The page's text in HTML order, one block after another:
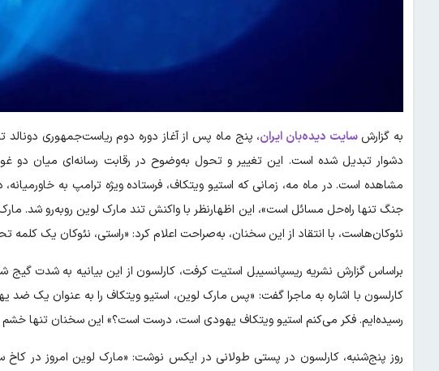
به گزارشسایت دیده‌بان ایران، پنج ماه پس از آغاز دوره دوم ریاست‌جمهوری دونالد
دشوار تبدیل شده است. این تغییر و تحول به‌وضوح در رقابت رسانه‌ای میان دو
مشاهده است. در ماه مه، زمانی که استیو ویتکاف، فرستاده ویژه ترامپ به
جنگ تنها راه‌حل مسائل است»، این اظهارنظر با واکنش تند مارک لوین روبه‌رو شد.
نئوکان‌هاست، با انتقاد از این سخنان، به‌صراحت اعلام کرد: «راستی، نئوکان یک کلمه
براساس گزارش نشریه ریسپانسیبل استیت کرفت، کارلسون از این بیانیه به شدت گیج
کارلسون با اشاره به ماجرا گفت: «پس مارک لوین، استیو ویتکاف را به عنوان یک
رسیده‌ایم. فکر می‌کنم استیو ویتکاف یهودی است، درست است؟» این سخنان تنها خشم
روز پنج‌شنبه، کارلسون در پستی طولانی در ایکس نوشت: «مارک لوین امروز در کاخ